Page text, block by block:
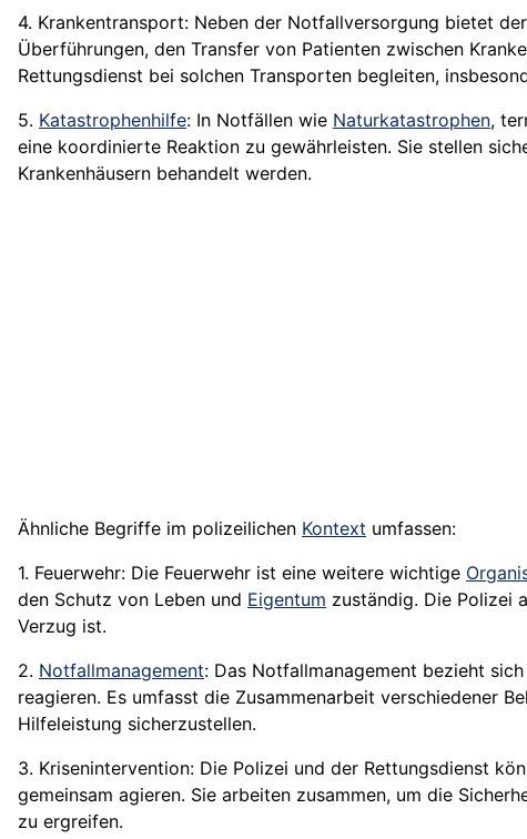
4. Krankentransport: Neben der Notfallversorgung bietet
Überführungen, den Transfer von Patienten zwischen
Rettungsdienst bei solchen Transporten begleiten,
5. Katastrophenhilfe: In Notfällen wie Naturkatastrophen,
eine koordinierte Reaktion zu gewährleisten. Sie stellen
Krankenhäusern behandelt werden.
Ähnliche Begriffe im polizeilichen Kontext umfassen:
1. Feuerwehr: Die Feuerwehr ist eine weitere wichtige
den Schutz von Leben und Eigentum zuständig. Die Polizei
Verzug ist.
2. Notfallmanagement: Das Notfallmanagement bezieht
reagieren. Es umfasst die Zusammenarbeit verschiedener
Hilfeleistung sicherzustellen.
3. Krisenintervention: Die Polizei und der Rettungsdienst
gemeinsam agieren. Sie arbeiten zusammen, um die
zu ergreifen.